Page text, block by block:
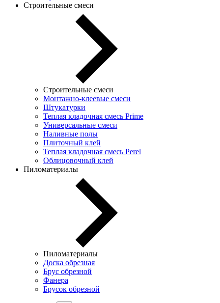
Строительные смеси
Строительные смеси
Монтажно-клеевые смеси
Штукатурки
Теплая кладочная смесь Prime
Универсальные смеси
Наливные полы
Плиточный клей
Теплая кладочная смесь Perel
Облицовочный клей
Пиломатериалы
Пиломатериалы
Доска обрезная
Брус обрезной
Фанера
Брусок обрезной